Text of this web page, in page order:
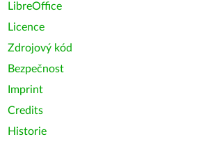
LibreOffice
Licence
Zdrojový kód
Bezpečnost
Imprint
Credits
Historie